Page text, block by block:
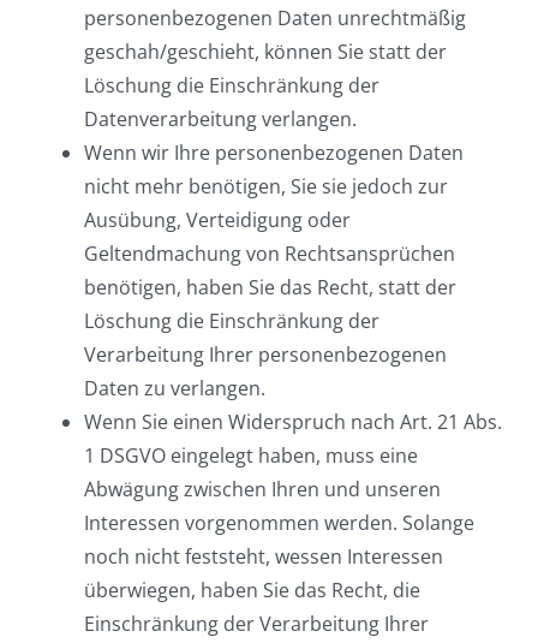
personenbezogenen Daten unrechtmäßig
geschah/geschieht, können Sie statt der
Löschung die Einschränkung der
Datenverarbeitung verlangen.
Wenn wir Ihre personenbezogenen Daten
nicht mehr benötigen, Sie sie jedoch zur
Ausübung, Verteidigung oder
Geltendmachung von Rechtsansprüchen
benötigen, haben Sie das Recht, statt der
Löschung die Einschränkung der
Verarbeitung Ihrer personenbezogenen
Daten zu verlangen.
Wenn Sie einen Widerspruch nach Art. 21 Abs.
1 DSGVO eingelegt haben, muss eine
Abwägung zwischen Ihren und unseren
Interessen vorgenommen werden. Solange
noch nicht feststeht, wessen Interessen
überwiegen, haben Sie das Recht, die
Einschränkung der Verarbeitung Ihrer